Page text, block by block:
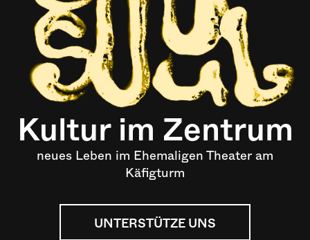
Kultur im Zentrum
neues Leben im Ehemaligen Theater am
Käfigturm
UNTERSTÜTZE UNS